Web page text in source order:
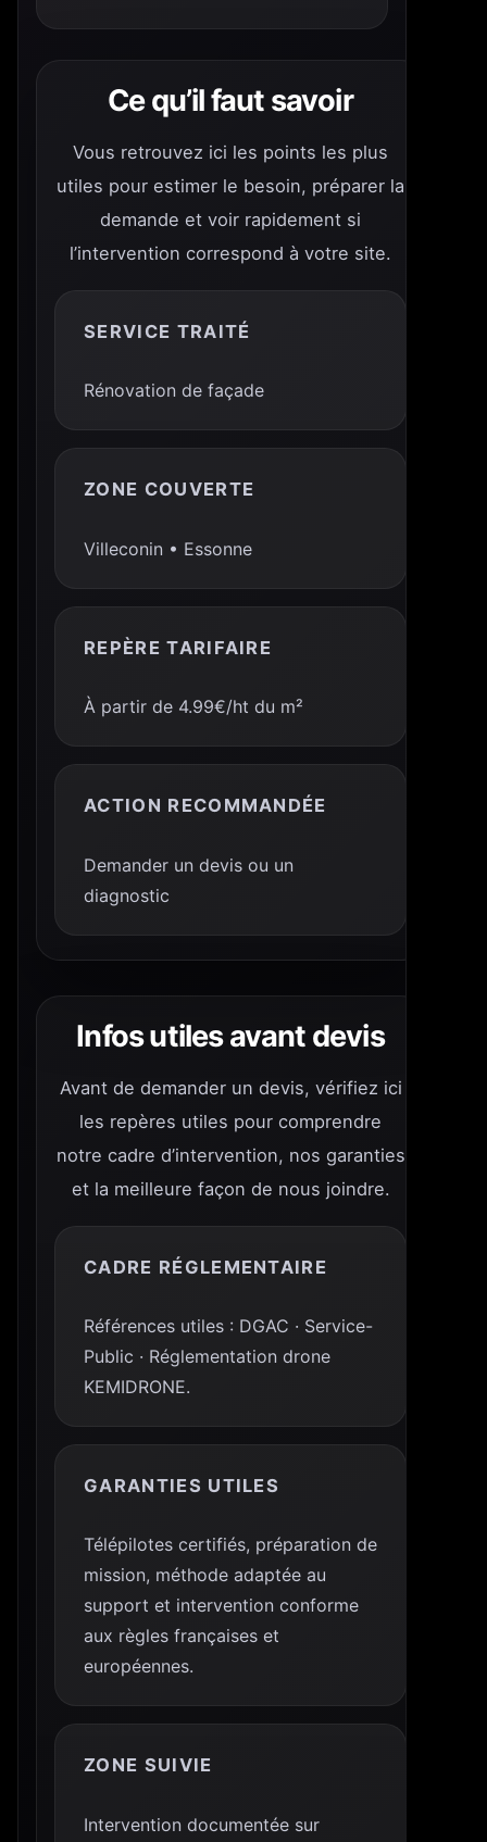
Ce qu’il faut savoir
Vous retrouvez ici les points les plus
utiles pour estimer le besoin, préparer la
demande et voir rapidement si
l’intervention correspond à votre site.
SERVICE TRAITÉ
Rénovation de façade
ZONE COUVERTE
Villeconin • Essonne
REPÈRE TARIFAIRE
À partir de 4.99€/ht du m²
ACTION RECOMMANDÉE
Demander un devis ou un
diagnostic
Infos utiles avant devis
Avant de demander un devis, vérifiez ici
les repères utiles pour comprendre
notre cadre d’intervention, nos garanties
et la meilleure façon de nous joindre.
CADRE RÉGLEMENTAIRE
Références utiles : DGAC · Service-
Public · Réglementation drone
KEMIDRONE.
GARANTIES UTILES
Télépilotes certifiés, préparation de
mission, méthode adaptée au
support et intervention conforme
aux règles françaises et
européennes.
ZONE SUIVIE
Intervention documentée sur